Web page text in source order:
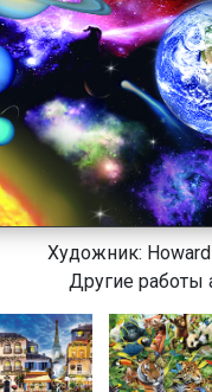
Художник:
Другие работы